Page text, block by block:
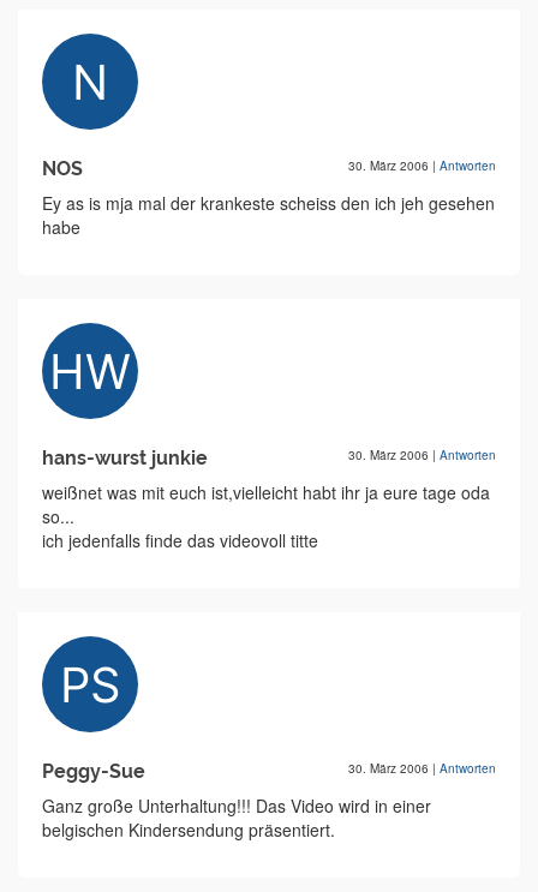
NOS 30. März 2006 | Antworten
Ey as is mja mal der krankeste scheiss den ich jeh gesehen
habe
hans-wurst junkie 30. März 2006 | Antworten
weißnet was mit euch ist,vielleicht habt ihr ja eure tage oda
so...
ich jedenfalls finde das videovoll titte
Peggy-Sue 30. März 2006 | Antworten
Ganz große Unterhaltung!!! Das Video wird in einer
belgischen Kindersendung präsentiert.